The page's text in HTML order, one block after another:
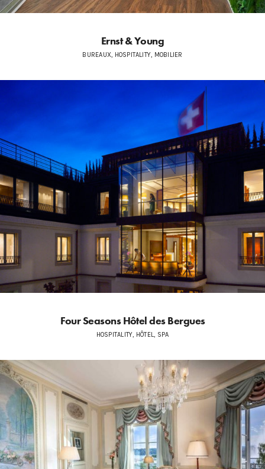
Ernst & Young
BUREAUX, HOSPITALITY, MOBILIER
Four Seasons Hôtel des Bergues
HOSPITALITY, HÔTEL, SPA